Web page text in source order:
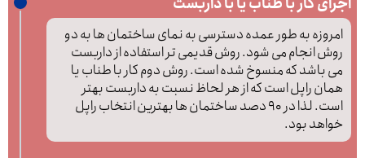
امروزه به طور عمده دسترسی به نمای ساختمان ها به دو
روش انجام می شود. روش قدیمی تر استفاده از داربست
می باشد که منسوخ شده است. روش دوم کار با طناب یا
همان راپل است که از هر لحاظ نسبت به داربست بهتر
است. لذا در 90 دصد ساختمان ها بهترین انتخاب راپل
خواهد بود.